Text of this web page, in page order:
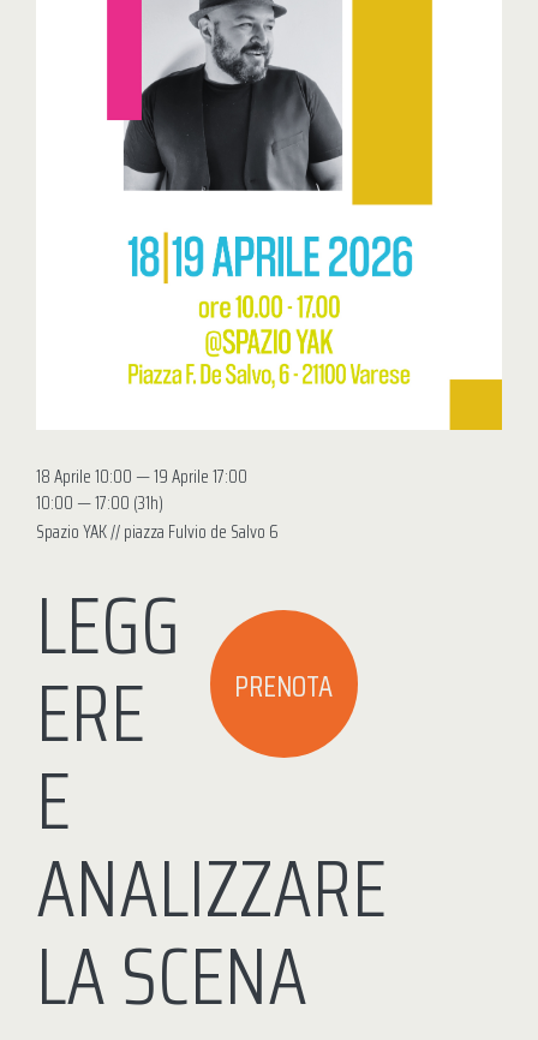
PRENOTA
LEGG
ERE
E
ANALIZZARE
LA SCENA
18 Aprile 10:00 — 19 Aprile 17:00
10:00 — 17:00 (31h)
Spazio YAK // piazza Fulvio de Salvo 6